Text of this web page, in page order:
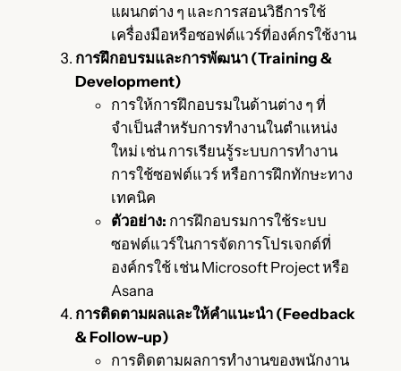
แผนกต่าง ๆ และการสอนวิธีการใช้
เครื่องมือหรือซอฟต์แวร์ที่องค์กรใช้งาน
การฝึกอบรมและการพัฒนา (Training &
Development)
การให้การฝึกอบรมในด้านต่าง ๆ ที่
จำเป็นสำหรับการทำงานในตำแหน่ง
ใหม่ เช่น การเรียนรู้ระบบการทำงาน
การใช้ซอฟต์แวร์ หรือการฝึกทักษะทาง
เทคนิค
ตัวอย่าง: การฝึกอบรมการใช้ระบบ
ซอฟต์แวร์ในการจัดการโปรเจกต์ที่
องค์กรใช้ เช่น Microsoft Project หรือ
Asana
การติดตามผลและให้คำแนะนำ (Feedback
& Follow-up)
การติดตามผลการทำงานของพนักงาน